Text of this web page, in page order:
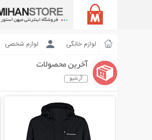
لوازم خانگی لوازم شخصی
آخرین محصولات
آرشیو